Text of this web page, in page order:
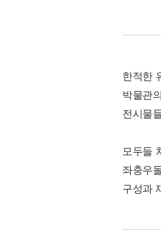
한적한
박물관
전시물
모두들
좌충우
구성과